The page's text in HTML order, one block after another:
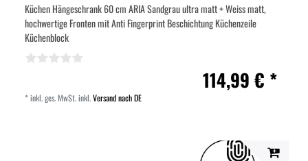
Küchen Hängeschrank 60 cm ARIA Sandgrau ultra matt + Weiss matt,
hochwertige Fronten mit Anti Fingerprint Beschichtung Küchenzeile
Küchenblock
114,99 € *
*inkl. ges. MwSt.inkl.Versand nach DE